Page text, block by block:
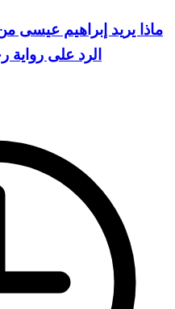
ماذا يريد إبراهيم
الرد على